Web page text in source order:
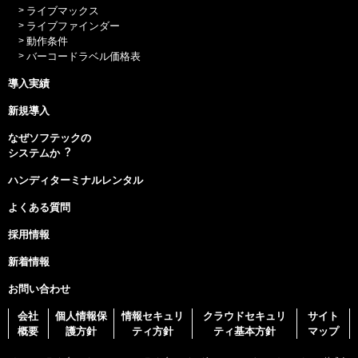
ライブマックス
ライブファインダー
動作条件
バーコードラベル価格表
導入実績
新規導入
なぜソフテックの
システムか︖
ハンディターミナルレンタル
よくある質問
採用情報
新着情報
お問い合わせ
会社
概要
個人情報保
護方針
情報セキュリ
ティ方針
クラウドセキュリ
ティ基本方針
サイト
マップ